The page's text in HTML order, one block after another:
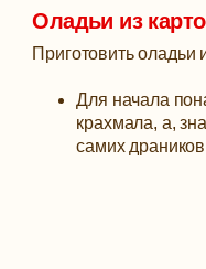
Оладьи из
Приготовить оладьи
Для начала
крахмала, а,
самих